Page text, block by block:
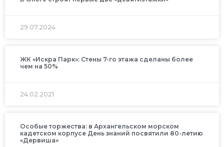
29.07.2024
ЖК «Искра Парк»: Стены 7-го этажа сделаны более
чем на 50%
24.02.2021
Особые торжества: в Архангельском морском
кадетском корпусе День знаний посвятили 80-летию
«Дервиша»